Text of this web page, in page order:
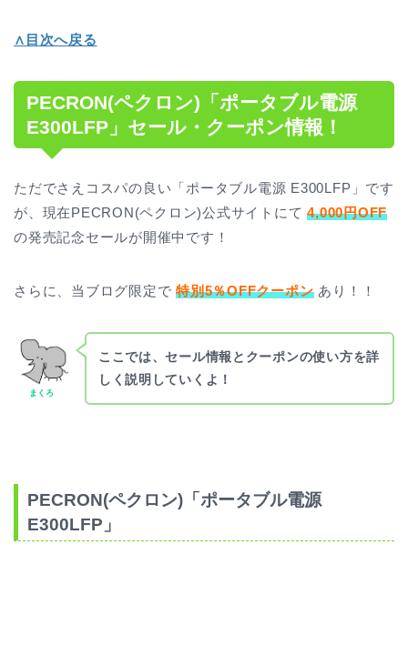
∧目次へ戻る
PECRON(ペクロン)「ポータブル電源
E300LFP」セール・クーポン情報！
ただでさえコスパの良い「ポータブル電源 E300LFP」です
が、現在PECRON(ペクロン)公式サイトにて4,000円OFF
の発売記念セールが開催中です！
さらに、当ブログ限定で特別5％OFFクーポンあり！！
まくろ
ここでは、セール情報とクーポンの使い方を詳
しく説明していくよ！
PECRON(ペクロン)「ポータブル電源
E300LFP」